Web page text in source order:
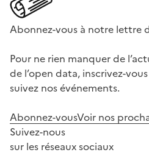
Abonnez-vous à notre lettre
Pour ne rien manquer de
de l’open data, inscrivez-
suivez nos événements.
Abonnez-vousVoir nos
Suivez-nous
sur les réseaux sociaux